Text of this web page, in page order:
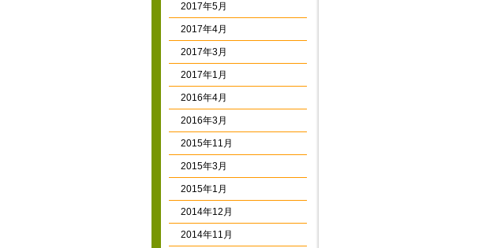
2017年5月
2017年4月
2017年3月
2017年1月
2016年4月
2016年3月
2015年11月
2015年3月
2015年1月
2014年12月
2014年11月